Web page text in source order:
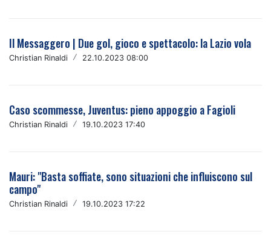
Il Messaggero | Due gol, gioco e spettacolo: la Lazio vola
Christian Rinaldi / 22.10.2023 08:00
Caso scommesse, Juventus: pieno appoggio a Fagioli
Christian Rinaldi / 19.10.2023 17:40
Mauri: "Basta soffiate, sono situazioni che influiscono sul
campo"
Christian Rinaldi / 19.10.2023 17:22